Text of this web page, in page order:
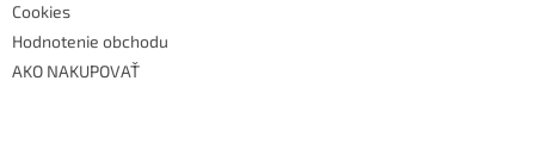
Cookies
Hodnotenie obchodu
AKO NAKUPOVAŤ